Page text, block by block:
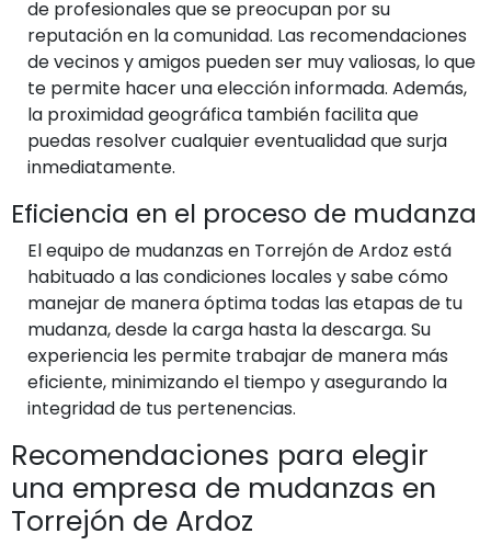
de profesionales que se preocupan por su
reputación en la comunidad. Las recomendaciones
de vecinos y amigos pueden ser muy valiosas, lo que
te permite hacer una elección informada. Además,
la proximidad geográfica también facilita que
puedas resolver cualquier eventualidad que surja
inmediatamente.
Eficiencia en el proceso de mudanza
El equipo de mudanzas en Torrejón de Ardoz está
habituado a las condiciones locales y sabe cómo
manejar de manera óptima todas las etapas de tu
mudanza, desde la carga hasta la descarga. Su
experiencia les permite trabajar de manera más
eficiente, minimizando el tiempo y asegurando la
integridad de tus pertenencias.
Recomendaciones para elegir
una empresa de mudanzas en
Torrejón de Ardoz